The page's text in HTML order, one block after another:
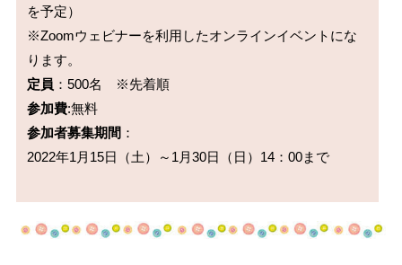
を予定）
※Zoomウェビナーを利用したオンラインイベントにな
定員
参加費
参加者募集期間 ：
2022年1月15日（土）～1月30日（日）14：00まで